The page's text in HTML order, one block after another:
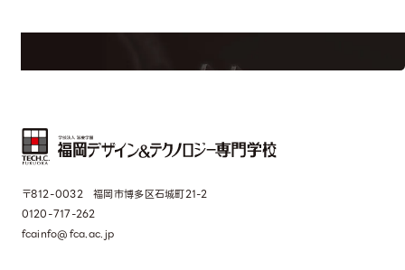
〒812-0032 福岡市博多区石城町21-2
0120-717-262
fcainfo@fca.ac.jp